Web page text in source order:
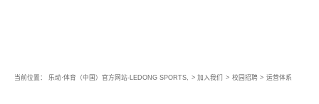
当前位置： 乐动·体育（中国）官方网站-LEDONG SPORTS, > 加入我们 > 校园招聘 > 运营体系